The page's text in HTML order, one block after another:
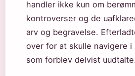
handler ikke kun om
kontroverser og de
arv og begravelse.
over for at skulle navigere
som forblev delvist uudtalte.